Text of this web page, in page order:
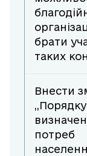
брати
таких
Внести
,,Порядку
потреб